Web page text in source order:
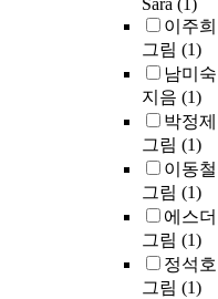
Sara (1)
이주희
그림 (1)
남미숙
지음 (1)
박정제
그림 (1)
이동철
그림 (1)
에스더
그림 (1)
정석호
그림 (1)